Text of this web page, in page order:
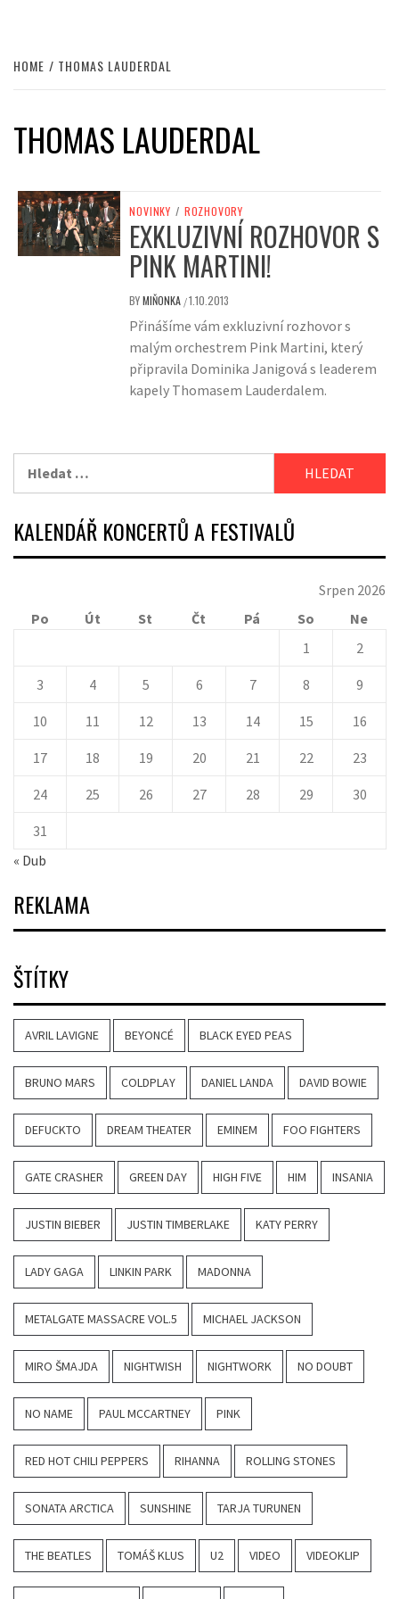
HOME THOMAS LAUDERDAL
THOMAS LAUDERDAL
NOVINKY / ROZHOVORY
EXKLUZIVNÍ ROZHOVOR S
PINK MARTINI!
BYMIŇONKA /1.10.2013
Přinášíme vám exkluzivní rozhovor s
malým orchestrem Pink Martini, který
připravila Dominika Janigová s leaderem
kapely Thomasem Lauderdalem.
KALENDÁŘ KONCERTŮ A FESTIVALŮ
Srpen 2026
Po
Út St Čt Pá So
Ne
1
2
3 4 5 6 7 8 9
10 11 12 13 14 15 16
17 18 19 20 21 22 23
24 25 26 27 28 29 30
31
« Dub
REKLAMA
ŠTÍTKY
AVRIL LAVIGNE BEYONCÉ BLACK EYED PEAS
BRUNO MARS COLDPLAY DANIEL LANDA DAVID BOWIE
DEFUCKTO DREAM THEATER EMINEM FOO FIGHTERS
GATE CRASHER GREEN DAY HIGH FIVE HIM INSANIA
JUSTIN BIEBER JUSTIN TIMBERLAKE KATY PERRY
LADY GAGA LINKIN PARK MADONNA
METALGATE MASSACRE VOL.5 MICHAEL JACKSON
MIRO ŠMAJDA NIGHTWISH NIGHTWORK NO DOUBT
NO NAME PAUL MCCARTNEY PINK
RED HOT CHILI PEPPERS RIHANNA ROLLING STONES
SONATA ARCTICA SUNSHINE TARJA TURUNEN
THE BEATLES TOMÁŠ KLUS U2 VIDEO VIDEOKLIP